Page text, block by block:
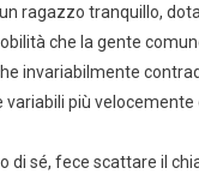
ragazzo tranquillo,
che la gente
invariabilmente
variabili più velocemente
di sé, fece scattare il